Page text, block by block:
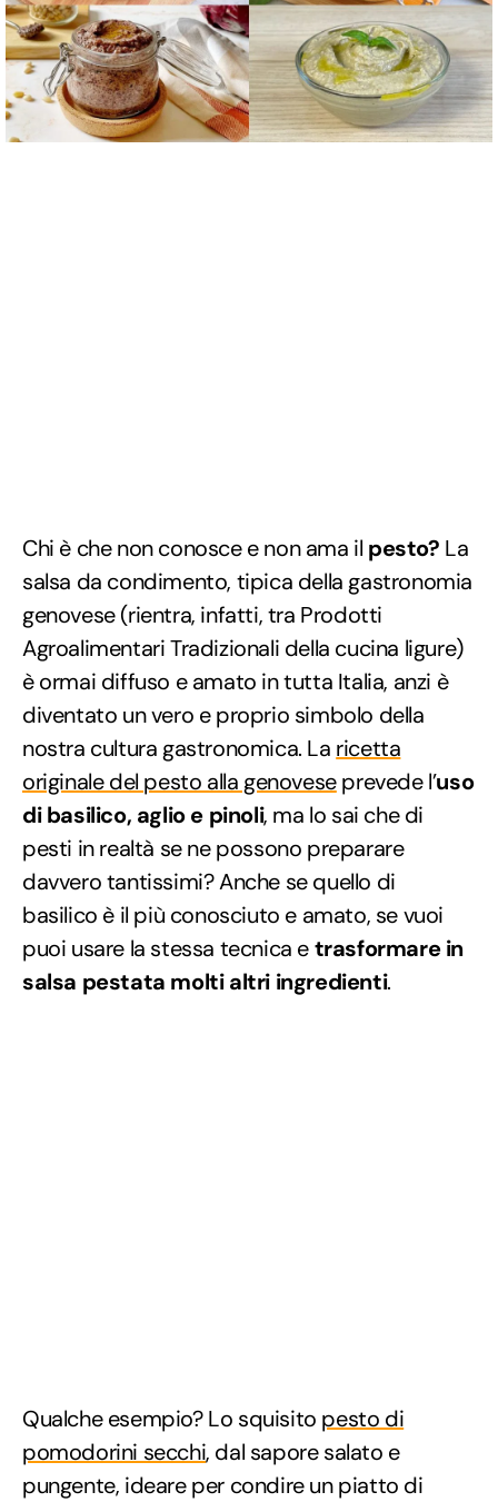
Chi è che non conosce e non ama il pesto? La
salsa da condimento, tipica della gastronomia
genovese (rientra, infatti, tra Prodotti
Agroalimentari Tradizionali della cucina ligure)
è ormai diffuso e amato in tutta Italia, anzi è
diventato un vero e proprio simbolo della
nostra cultura gastronomica. La ricetta
originale del pesto alla genoveseprevede l’uso
di basilico, aglio e pinoli, ma lo sai che di
pesti in realtà se ne possono preparare
davvero tantissimi? Anche se quello di
basilico è il più conosciuto e amato, se vuoi
puoi usare la stessa tecnica etrasformare in
salsa pestata molti altri ingredienti.
Qualche esempio? Lo squisito pesto di
pomodorini secchi, dal sapore salato e
pungente, ideare per condire un piatto di